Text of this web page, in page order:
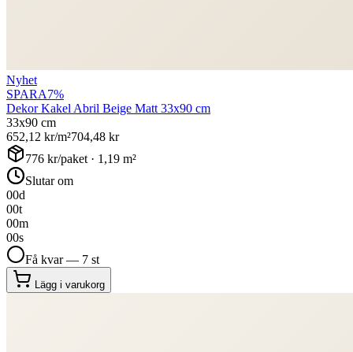
Nyhet
SPARA7%
Dekor Kakel Abril Beige Matt 33x90 cm
33x90 cm
652,12 kr/m²704,48 kr
776 kr/paket · 1,19 m²
Slutar om
00d
00t
00m
00s
Få kvar — 7 st
Lägg i varukorg